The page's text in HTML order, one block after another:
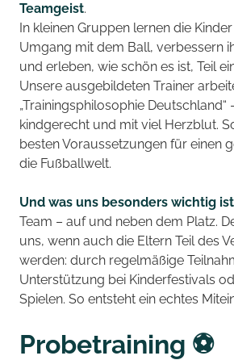
Teamgeist.
In kleinen Gruppen lernen die
Umgang mit dem Ball, verbessern
und erleben, wie schön es ist, Teil
Unsere ausgebildeten Trainer
„Trainingsphilosophie Deutschland“
kindgerecht und mit viel Herzblut.
besten Voraussetzungen für einen
die Fußballwelt.
Und was uns besonders wichtig
Team – auf und neben dem Platz.
uns, wenn auch die Eltern Teil des
werden: durch regelmäßige
Unterstützung bei Kinderfestivals
Spielen. So entsteht ein echtes
Probetraining ⚽